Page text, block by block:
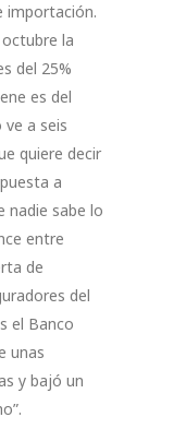
importación.
la
del 25%
es del
ve a seis
quiere decir
a
nadie sabe lo
entre
de
del
el Banco
unas
y bajó un